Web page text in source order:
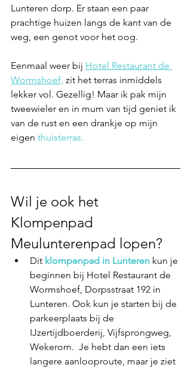
Lunteren dorp. Er staan een paar
prachtige huizen langs de kant van de
weg, een genot voor het oog.
Eenmaal weer bij Hotel Restaurant de
Wormshoef, zit het terras inmiddels
lekker vol. Gezellig! Maar ik pak mijn
tweewieler en in mum van tijd geniet ik
van de rust en een drankje op mijn
eigen thuisterras.
Wil je ook het
Klompenpad
Meulunterenpad lopen?
Dit klompenpad in Lunteren kun je
beginnen bij Hotel Restaurant de
Wormshoef, Dorpsstraat 192 in
Lunteren. Ook kun je starten bij de
parkeerplaats bij de
IJzertijdboerderij, Vijfsprongweg,
Wekerom.  Je hebt dan een iets
langere aanlooproute, maar je ziet